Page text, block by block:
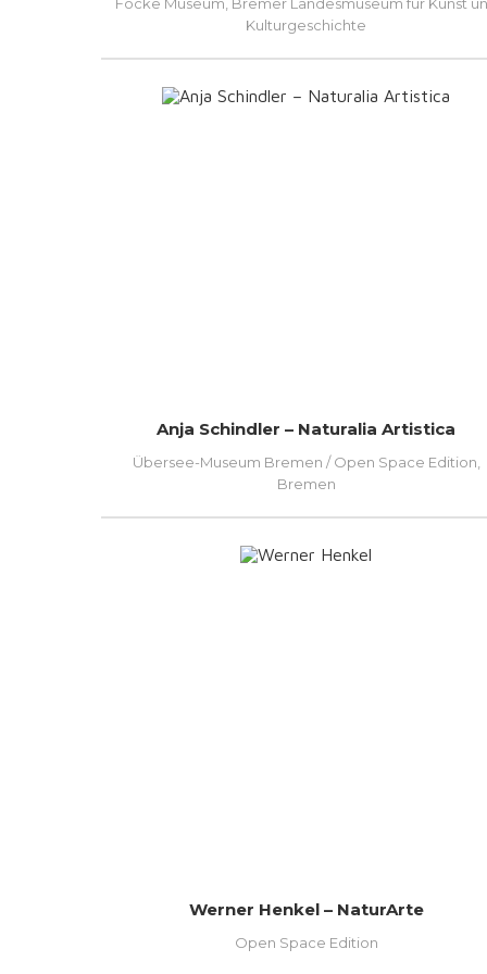
Kulturgeschichte
Anja Schindler – Naturalia Artistica
Übersee-Museum Bremen / Open Space Edition,
Bremen
Werner Henkel – NaturArte
Open Space Edition